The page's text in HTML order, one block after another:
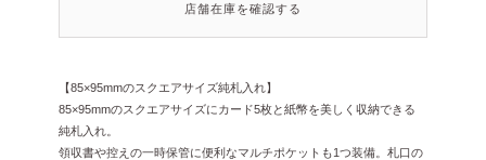
店舗在庫を確認する
【85×95mmのスクエアサイズ純札入れ】
85×95mmのスクエアサイズにカード5枚と紙幣を美しく収納できる
純札入れ。
領収書や控えの一時保管に便利なマルチポケットも1つ装備。札口の